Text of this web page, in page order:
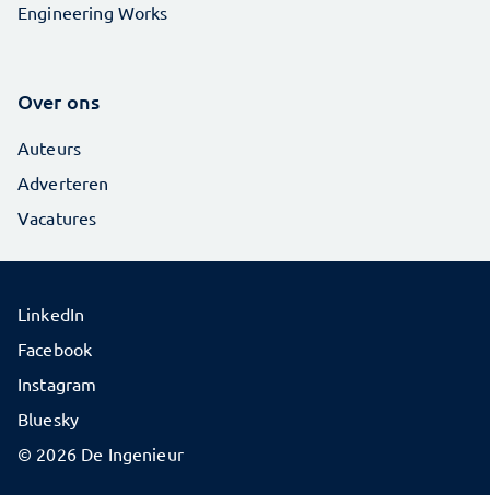
Engineering Works
Over ons
Auteurs
Adverteren
Vacatures
© 2026 De Ingenieur
LinkedIn
Facebook
Instagram
Bluesky